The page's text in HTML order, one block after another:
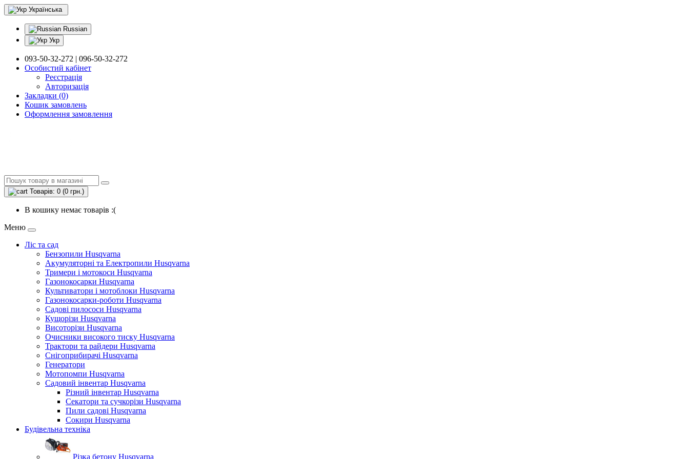
Українська
Russian
Укр
093-50-32-272 | 096-50-32-272
Особистий кабінет
Реєстрація
Авторизація
Закладки (0)
Кошик замовлень
Оформлення замовлення
Товарів: 0 (0 грн.)
В кошику немає товарів :(
Меню
Ліс та сад
Бензопили Husqvarna
Акумуляторні та Електропили Husqvarna
Тримери і мотокоси Husqvarna
Газонокосарки Husqvarna
Культиватори і мотоблоки Husqvarna
Газонокосарки-роботи Husqvarna
Садові пилососи Husqvarna
Кущорізи Husqvarna
Висоторізи Husqvarna
Очисники високого тиску Husqvarna
Трактори та райдери Husqvarna
Снігоприбирачі Husqvarna
Генератори
Мотопомпи Husqvarna
Садовий інвентар Husqvarna
Різний інвентар Husqvarna
Секатори та сучкорізи Husqvarna
Пили садові Husqvarna
Сокири Husqvarna
Будівельна техніка
Різка бетону Husqvarna